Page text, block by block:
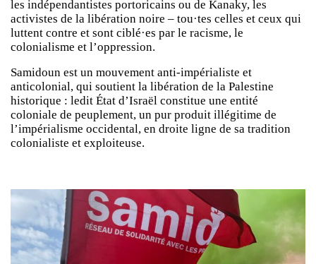
les indépendantistes portoricains ou de Kanaky, les
activistes de la libération noire – tou·tes celles et ceux qui
luttent contre et sont ciblé·es par le racisme, le
colonialisme et l’oppression.
Samidoun est un mouvement anti-impérialiste et
anticolonial, qui soutient la libération de la Palestine
historique : ledit État d’Israël constitue une entité
coloniale de peuplement, un pur produit illégitime de
l’impérialisme occidental, en droite ligne de sa tradition
colonialiste et exploiteuse.